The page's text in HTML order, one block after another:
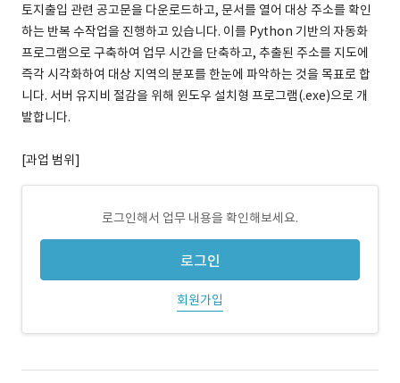
토지출입 관련 공고문을 다운로드하고, 문서를 열어 대상 주소를 확인
하는 반복 수작업을 진행하고 있습니다. 이를 Python 기반의 자동화
프로그램으로 구축하여 업무 시간을 단축하고, 추출된 주소를 지도에
즉각 시각화하여 대상 지역의 분포를 한눈에 파악하는 것을 목표로 합
니다. 서버 유지비 절감을 위해 윈도우 설치형 프로그램(.exe)으로 개
발합니다.
[과업 범위]
로그인해서 업무 내용을 확인해보세요.
로그인
회원가입